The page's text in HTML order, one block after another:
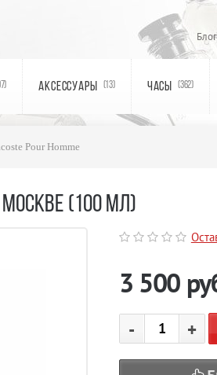
Блог
АКСЕССУАРЫ (13) ЧАСЫ (362)
Pour Homme
МОСКВЕ (100 МЛ)
3 500
- +